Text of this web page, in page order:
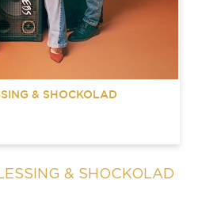
& SHOCKOLAD
& SHOCKOLAD